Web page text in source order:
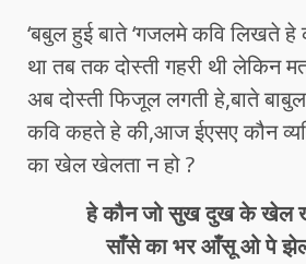
‘बबुल हुई बाते ‘गजलमे कवि लिखते
था तब तक दोस्ती गहरी थी लेकिन
अब दोस्ती फिजूल लगती हे,बाते
कवि कहते हे की,आज ईएसए कौन
का खेल खेलता न हो ?
हे कौन जो सुख दुख के खेल
साँसे का भर आँसू ओ पे